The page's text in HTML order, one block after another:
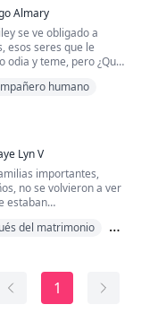
Almary
se ve obligado a
esos seres que le
odia y teme, pero ¿Qué
de cabezas y le hará
humano
Lyn V
importantes,
no se volvieron a ver
estaban
a otro hombre, por lo
del matrimonio
1